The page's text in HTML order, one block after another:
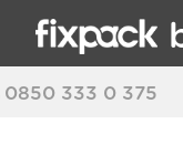
0850 333 0 375